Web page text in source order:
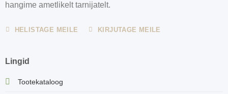
hangime ametlikelt tarnijatelt.
HELISTAGE MEILE KIRJUTAGE MEILE
Lingid
Tootekataloog